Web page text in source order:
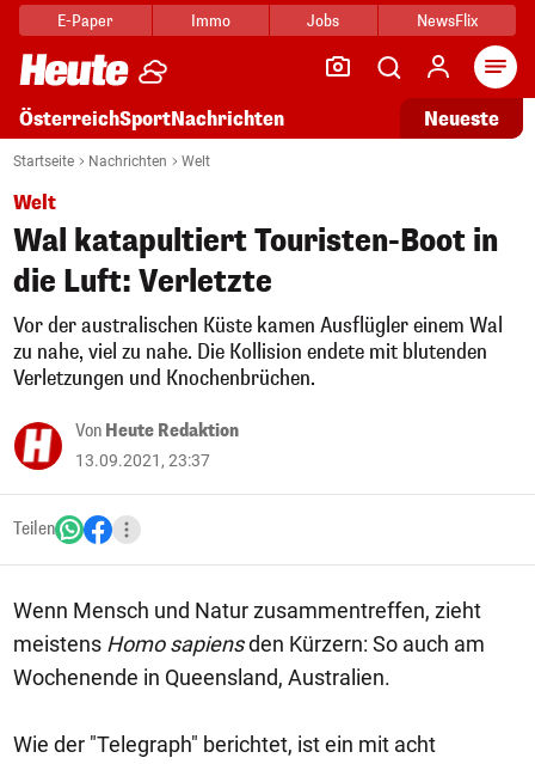
E-Paper Immo Jobs NewsFlix
ÖsterreichSportNachrichten Neueste
Startseite Nachrichten Welt
Welt
Wal katapultiert Touristen-Boot in
die Luft: Verletzte
Vor der australischen Küste kamen Ausflügler einem Wal
zu nahe, viel zu nahe. Die Kollision endete mit blutenden
Verletzungen und Knochenbrüchen.
Von Heute Redaktion
13.09.2021, 23:37
Teilen
Wenn Mensch und Natur zusammentreffen, zieht
meistens Homo sapiensden Kürzern: So auch am
Wochenende in Queensland, Australien.
Wie der "Telegraph" berichtet, ist ein mit acht